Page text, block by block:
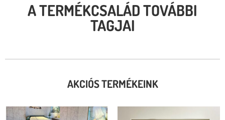
A TERMÉKCSALÁD TOVÁBBI
TAGJAI
AKCIÓS TERMÉKEINK